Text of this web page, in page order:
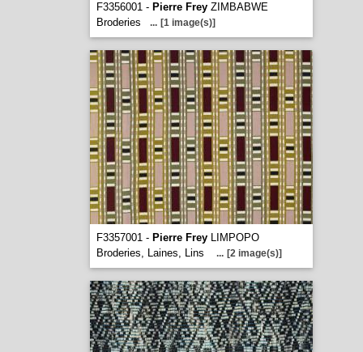
F3356001 - Pierre FreyZIMBABWE
Broderies
... [1 image(s)]
F3357001 - Pierre FreyLIMPOPO
Broderies, Laines, Lins
... [2 image(s)]